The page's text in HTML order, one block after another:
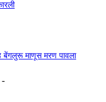
बेंगलुरू माणूस मरण पावला
-